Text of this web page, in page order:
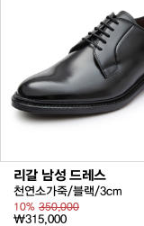
리갈 남성 드레스
천연소가죽/블랙/3cm
10% 350,000
₩315,000